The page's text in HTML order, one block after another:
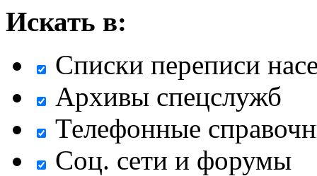
Искать в:
Списки переписи
Архивы спецслужб
Телефонные
Соц. сети и форумы